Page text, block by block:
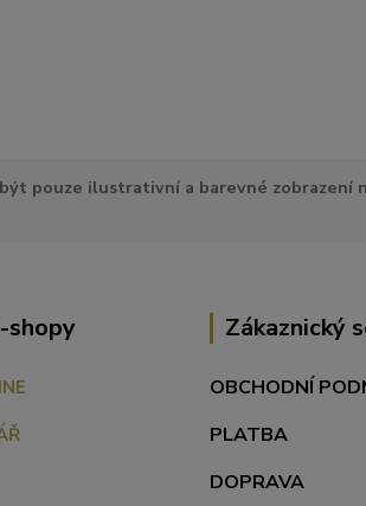
pouze ilustrativní a barevné
shopy Zákaznický
OBCHODNÍ
PLATBA
DOPRAVA